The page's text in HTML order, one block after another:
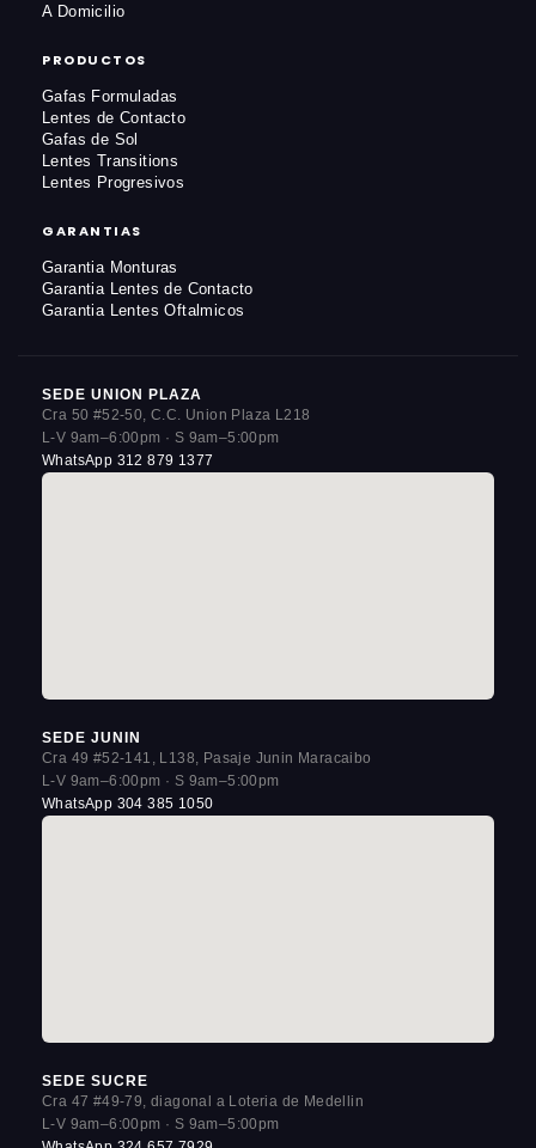
A Domicilio
PRODUCTOS
Gafas Formuladas
Lentes de Contacto
Gafas de Sol
Lentes Transitions
Lentes Progresivos
GARANTIAS
Garantia Monturas
Garantia Lentes de Contacto
Garantia Lentes Oftalmicos
SEDE UNION PLAZA
Cra 50 #52-50, C.C. Union Plaza L218
L-V 9am–6:00pm · S 9am–5:00pm
WhatsApp 312 879 1377
SEDE JUNIN
Cra 49 #52-141, L138, Pasaje Junin Maracaibo
L-V 9am–6:00pm · S 9am–5:00pm
WhatsApp 304 385 1050
SEDE SUCRE
Cra 47 #49-79, diagonal a Loteria de Medellin
L-V 9am–6:00pm · S 9am–5:00pm